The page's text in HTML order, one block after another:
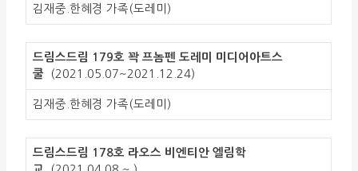
김재중.한혜경 가족(도레미)
드림스드림 179호 꽉 프놈펜 도레미 미디어아트스
쿨
(2021.05.07~2021.12.24)
김재중.한혜경 가족(도레미)
드림스드림 178호 라오스 비엔티안 엘림학